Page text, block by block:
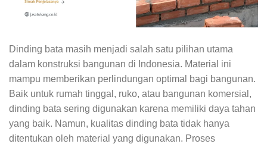
Dinding bata masih menjadi salah satu pilihan utama
dalam konstruksi bangunan di Indonesia. Material ini
mampu memberikan perlindungan optimal bagi bangunan.
Baik untuk rumah tinggal, ruko, atau bangunan komersial,
dinding bata sering digunakan karena memiliki daya tahan
yang baik. Namun, kualitas dinding bata tidak hanya
ditentukan oleh material yang digunakan. Proses